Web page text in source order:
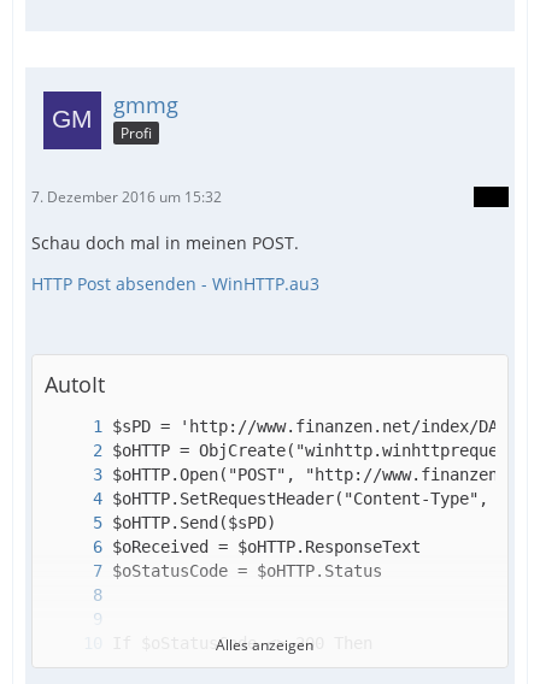
gmmg
Profi
7. Dezember 2016 um 15:32
Schau doch mal in meinen POST.
HTTP Post absenden - WinHTTP.au3
AutoIt
Alles anzeigen